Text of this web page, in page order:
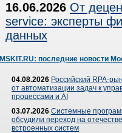
16.06.2026 От
service: эксперты
данных
MSKIT.RU: последние новости
04.08.2026 Российский RPA-
от автоматизации задач к
процессами и AI
03.07.2026 Системные
обсудили переход на
встроенных систем